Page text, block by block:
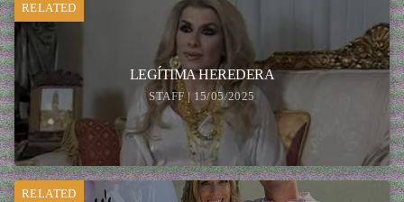
RELATED
LEGÍTIMA HEREDERA
STAFF | 15/05/2025
RELATED